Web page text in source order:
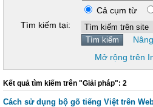
Cả cụm từ
Tìm kiếm tại:
Mở rộng trên
Kết quả tìm kiếm trên "Giải pháp": 2
Cách sử dụng bộ gõ tiếng Việt trên